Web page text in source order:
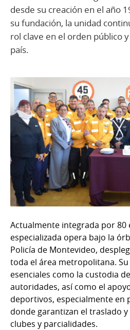
desde su creación en el año
su fundación, la unidad
rol clave en el orden público
país.
Actualmente integrada por 80
especializada opera bajo la
Policía de Montevideo,
toda el área metropolitana.
esenciales como la custodia
autoridades, así como el
deportivos, especialmente en
donde garantizan el traslado
clubes y parcialidades.